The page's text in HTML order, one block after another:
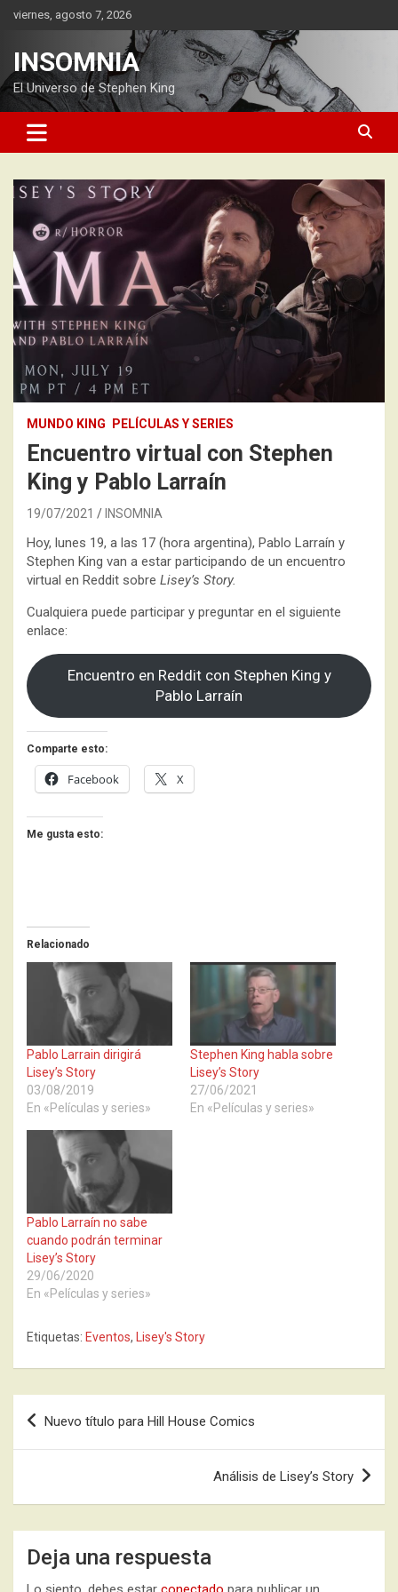
Saltarviernes, agosto 7, 2026
INSOMNIA
El Universo de Stephen King
MUNDO KING PELÍCULAS Y SERIES
Encuentro virtual con Stephen
King y Pablo Larraín
19/07/2021 INSOMNIA
Hoy, lunes 19, a las 17 (hora argentina), Pablo Larraín y
Stephen King van a estar participando de un encuentro
virtual en Reddit sobre Lisey’s Story.
Cualquiera puede participar y preguntar en el siguiente
enlace:
Encuentro en Reddit con Stephen King y
Pablo Larraín
Comparte esto:
Facebook X
Me gusta esto:
Relacionado
Pablo Larrain dirigirá
Lisey’s Story
03/08/2019
En «Películas y series»
Stephen King habla sobre
Lisey’s Story
27/06/2021
En «Películas y series»
Pablo Larraín no sabe
cuando podrán terminar
Lisey’s Story
29/06/2020
En «Películas y series»
Etiquetas: Eventos, Lisey's Story
Navegación
Nuevo título para Hill House Comics
Análisis de Lisey’s Story
Deja una respuesta